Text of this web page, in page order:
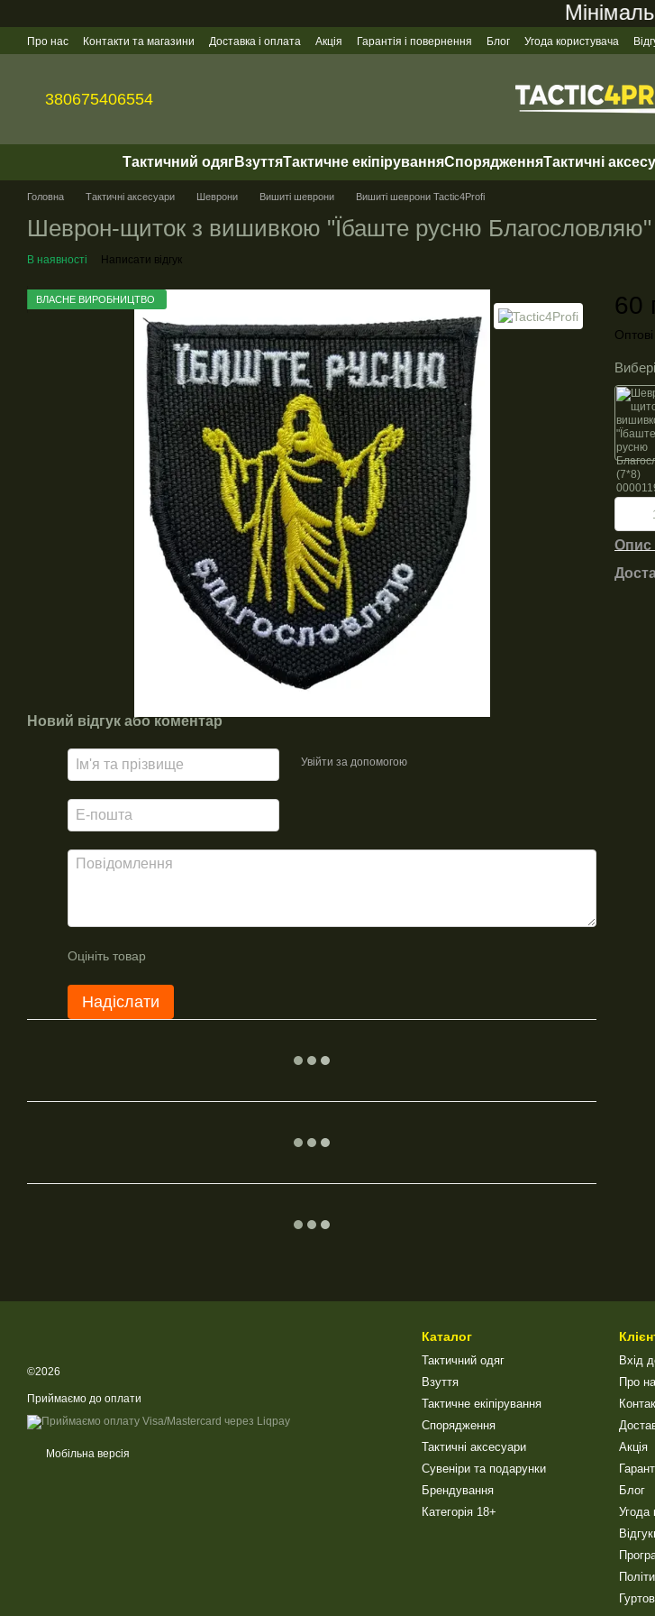
Про нас Контакти та магазини Доставка і оплата Акція Гарантія і повернення Блог Угода користувача
380675406554
Тактичний одягВзуттяТактичне екіпіруванняСпорядженняТактичні
Головна Тактичні аксесуари Шеврони Вишиті шеврони Вишиті шеврони Tactic4Profi
Шеврон-щиток з вишивкою "Їбаште русню Благословляю"
В наявності Написати відгук
ВЛАСНЕ ВИРОБНИЦТВО
Новий відгук або коментар
Увійти за допомогою
Оцініть товар
Надіслати
60
Опис
©2026
Приймаємо до оплати
Мобільна версія
Каталог
Тактичний одяг
Взуття
Тактичне екіпірування
Спорядження
Тактичні аксесуари
Сувеніри та подарунки
Брендування
Категорія 18+
Вхід
Про
Акція
Блог
Угода